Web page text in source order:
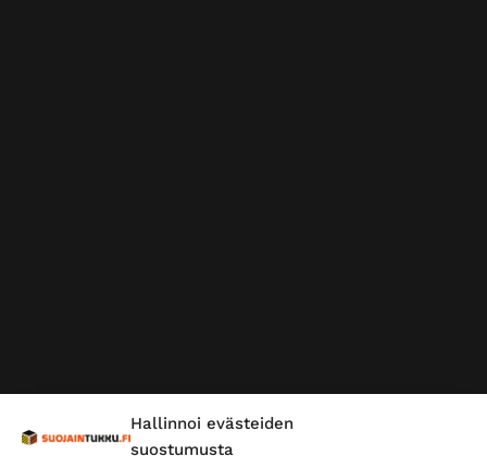
Hallinnoi evästeiden
suostumusta